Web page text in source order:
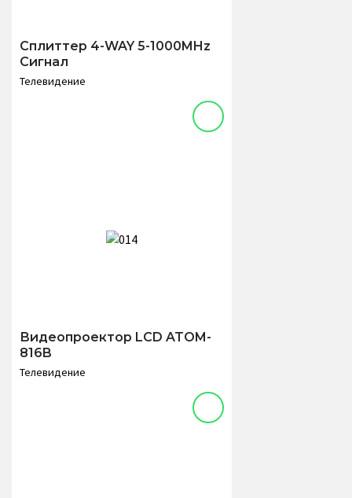
Сплиттер 4-WAY 5-1000MHz
Сигнал
Телевидение
Видеопроектор LCD ATOM-
816B
Телевидение